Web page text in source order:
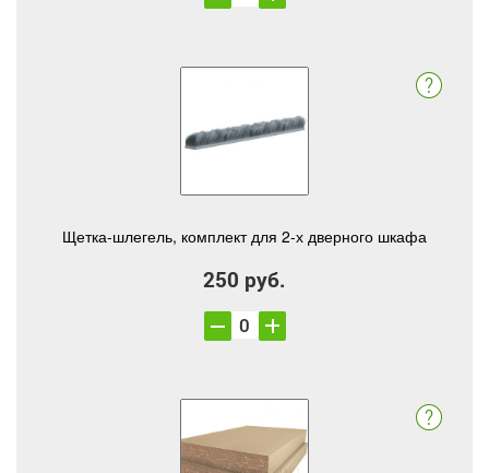
Щетка-шлегель, комплект для 2-х дверного шкафа
250 руб.